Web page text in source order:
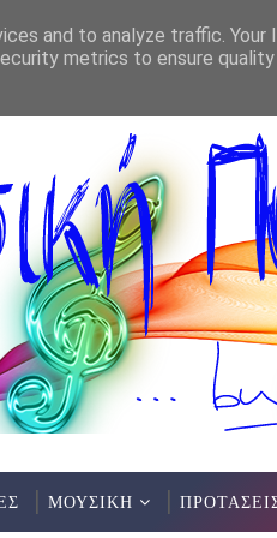
ΠΑΡΑΣΤΑΣΗ) - ΚΗΠΟΣ
ΜΟΥΣΙΚΗ
and to analyze traffic. Your
metrics to ensure